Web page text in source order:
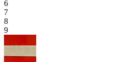
6
7
8
9